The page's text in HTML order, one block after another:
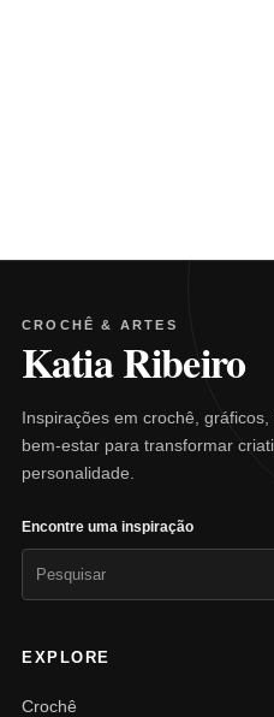
CROCHÊ & ARTES
Katia Ribeiro
Inspirações em crochê,
bem-estar para transformar
personalidade.
Encontre uma inspiração
EXPLORE
Crochê